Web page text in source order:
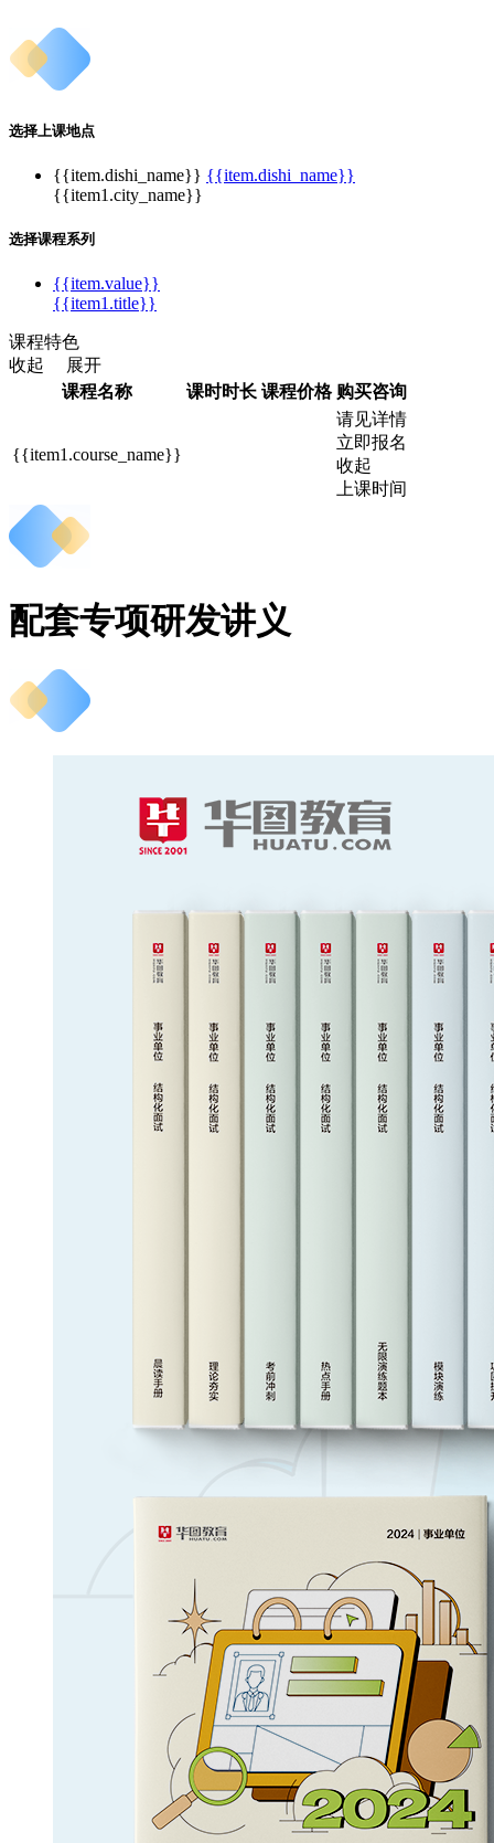
选择上课地点
{{item.dishi_name}} {{item.dishi_name}}
{{item1.city_name}}
选择课程系列
{{item.value}}
{{item1.title}}
课程特色
收起
展开
课程名称
课时时长 课程价格 购买咨询
{{item1.course_name}}
请见详情
立即报名
收起
上课时间
配套专项研发讲义